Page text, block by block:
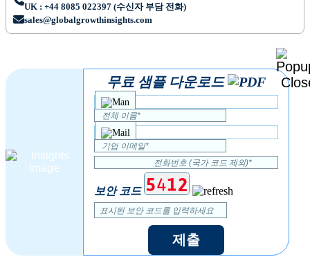
UK : +44 8085 022397 (수신자 부담 전화)
sales@globalgrowthinsights.com
무료 샘플 다운로드
보안 코드
제출